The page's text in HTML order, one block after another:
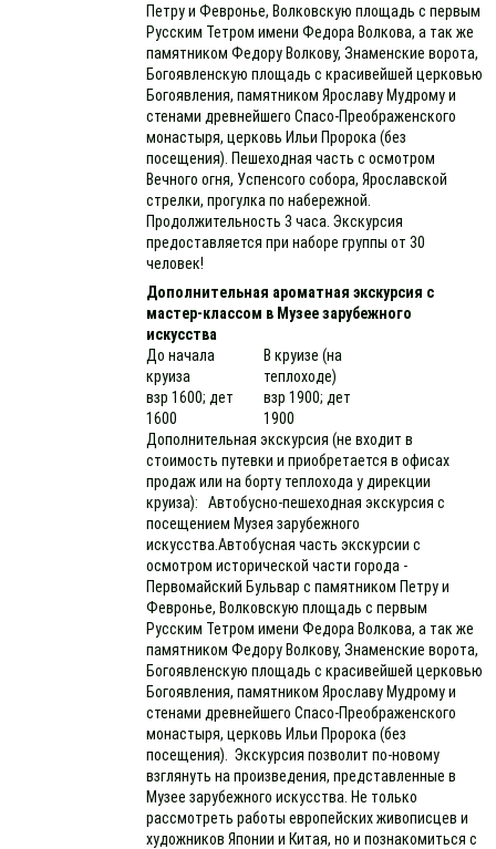
Петру и Февронье, Волковскую площадь с первым
Русским Тетром имени Федора Волкова, а так же
памятником Федору Волкову, Знаменские ворота,
Богоявленскую площадь с красивейшей церковью
Богоявления, памятником Ярославу Мудрому и
стенами древнейшего Спасо-Преображенского
монастыря, церковь Ильи Пророка (без
посещения). Пешеходная часть с осмотром
Вечного огня, Успенсого собора, Ярославской
стрелки, прогулка по набережной.
Продолжительность 3 часа. Экскурсия
предоставляется при наборе группы от 30
человек!
Дополнительная ароматная экскурсия с
мастер-классом в Музее зарубежного
искусства
До начала
круиза
взр 1600; дет
1600
В круизе (на
теплоходе)
взр 1900; дет
1900
Дополнительная экскурсия (не входит в
стоимость путевки и приобретается в офисах
продаж или на борту теплохода у дирекции
круиза): Автобусно-пешеходная экскурсия с
посещением Музея зарубежного
искусства.Автобусная часть экскурсии с
осмотром исторической части города -
Первомайский Бульвар с памятником Петру и
Февронье, Волковскую площадь с первым
Русским Тетром имени Федора Волкова, а так же
памятником Федору Волкову, Знаменские ворота,
Богоявленскую площадь с красивейшей церковью
Богоявления, памятником Ярославу Мудрому и
стенами древнейшего Спасо-Преображенского
монастыря, церковь Ильи Пророка (без
посещения). Экскурсия позволит по-новому
взглянуть на произведения, представленные в
Музее зарубежного искусства. Не только
рассмотреть работы европейских живописцев и
художников Японии и Китая, но и познакомиться с